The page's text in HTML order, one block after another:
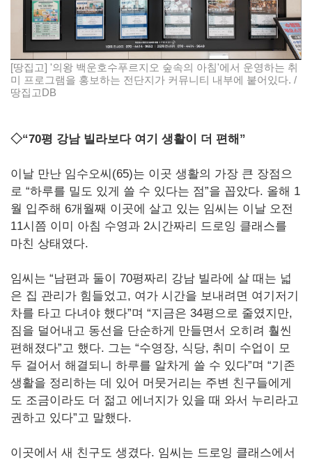
[땅집고] '의왕 백운호수푸르지오 숲속의 아침'에서 운영하는 취
미 프로그램을 홍보하는 전단지가 커뮤니티 내부에 붙어있다. /
땅집고DB
◇“70평 강남 빌라보다 여기 생활이 더 편해”
이날 만난 임수오씨(65)는 이곳 생활의 가장 큰 장점으
로 “하루를 밀도 있게 쓸 수 있다는 점”을 꼽았다. 올해 1
월 입주해 6개월째 이곳에 살고 있는 임씨는 이날 오전
11시쯤 이미 아침 수영과 2시간짜리 드로잉 클래스를
마친 상태였다.
임씨는 “남편과 둘이 70평짜리 강남 빌라에 살 때는 넓
은 집 관리가 힘들었고, 여가 시간을 보내려면 여기저기
차를 타고 다녀야 했다”며 “지금은 34평으로 줄였지만,
짐을 덜어내고 동선을 단순하게 만들면서 오히려 훨씬
편해졌다”고 했다. 그는 “수영장, 식당, 취미 수업이 모
두 걸어서 해결되니 하루를 알차게 쓸 수 있다”며 “기존
생활을 정리하는 데 있어 머뭇거리는 주변 친구들에게
도 조금이라도 더 젊고 에너지가 있을 때 와서 누리라고
권하고 있다”고 말했다.
이곳에서 새 친구도 생겼다. 임씨는 드로잉 클래스에서